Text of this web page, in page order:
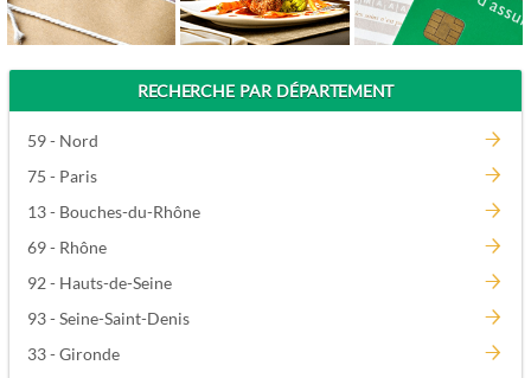
RECHERCHE PAR DÉPARTEMENT
59 - Nord
75 - Paris
13 - Bouches-du-Rhône
69 - Rhône
92 - Hauts-de-Seine
93 - Seine-Saint-Denis
33 - Gironde